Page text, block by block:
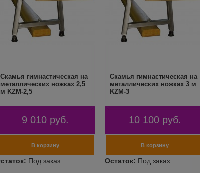
Скамья гимнастическая на
металлических ножках 2,5
м KZM-2,5
9 010 руб.
Скамья гимнастическая на
металлических ножках 3 м
KZM-3
10 100 руб.